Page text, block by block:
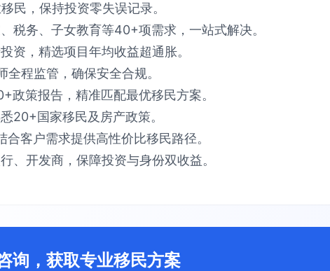
，保持​​投资零失误​​记录。
务、子女教育等40+项需求，​​一站式解决​​。​​
，精选项目​​年均收益超通胀​​。​​
程监管，确保​​安全合规​​。​​
策报告​​，精准匹配最优移民方案。​​
​​20+国家​​移民及房产政策。​​
客户需求提供​​高性价比​​移民路径。​​
开发商，保障​​投资与身份双收益​​。
询，获取专业移民方案